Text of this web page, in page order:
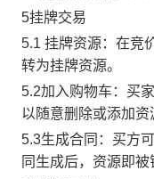
5挂牌交易
5.1 挂牌资源：在竞
转为挂牌资源。
5.2加入购物车：买
以随意删除或添加资
5.3生成合同：买方
同生成后，资源即被